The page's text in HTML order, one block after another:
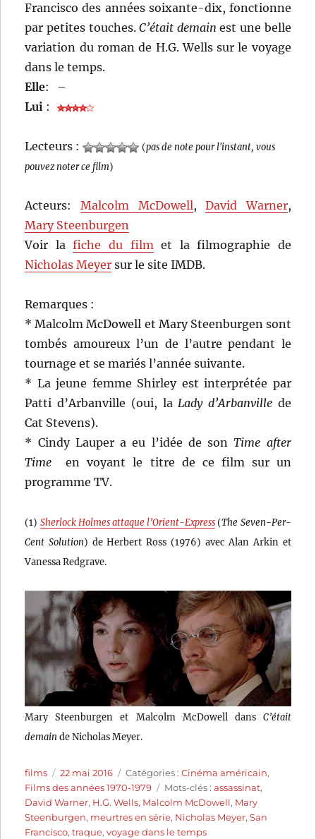
Francisco des années soixante-dix, fonctionne
par petites touches.C’était demain est une belle
variation du roman de H.G. Wells sur le voyage
dans le temps.
Elle:
–
Lui :
Lecteurs : (pas de note pour l'instant, vous
pouvez noter ce film)
Acteurs: Malcolm McDowell,David Warner,
Mary Steenburgen
Voir lafiche du filmet la filmographie de
Nicholas Meyer sur le site IMDB.
Remarques :
* Malcolm McDowell et Mary Steenburgen sont
tombés amoureux l’un de l’autre pendant le
tournage et se mariés l’année suivante.
* La jeune femme Shirley est interprétée par
Patti d’Arbanville (oui, laLady d’Arbanvillede
Cat Stevens).
* Cindy Lauper a eu l’idée de sonTime after
Time en voyant le titre de ce film sur un
programme TV.
(1) Sherlock Holmes attaque l’Orient-Express(The Seven-Per-
Cent Solution) de Herbert Ross (1976) avec Alan Arkin et
Vanessa Redgrave.
Mary Steenburgen et Malcolm McDowell dans C’était
demain de Nicholas Meyer.
Auteur
films
Publié
le
22 mai 2016 Catégories
Catégories :Cinéma américain,
Films des années 1970-1979
Étiquettes
Mots-clés :assassinat,
David Warner, H.G. Wells, Malcolm McDowell, Mary
Steenburgen, meurtres en série, Nicholas Meyer,San
Francisco,traque,voyage dans le temps